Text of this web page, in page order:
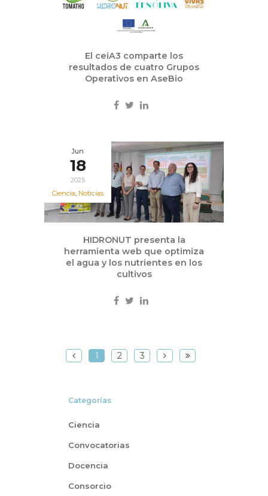
El ceiA3 comparte los
resultados de cuatro Grupos
Operativos en AseBio
Jun
18
2025
Ciencia, Noticias
HIDRONUT presenta la
herramienta web que optimiza
el agua y los nutrientes en los
cultivos
1 2 3
Categorías
Ciencia
Convocatorias
Docencia
Consorcio